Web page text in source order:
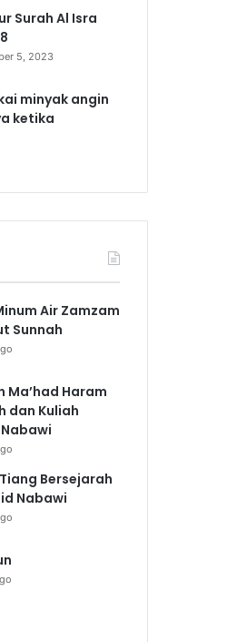
Surah Al Isra
5, 2023
minyak angin
ketika
Air Zamzam
Sunnah
Ma’had Haram
dan Kuliah
Bersejarah
Nabawi